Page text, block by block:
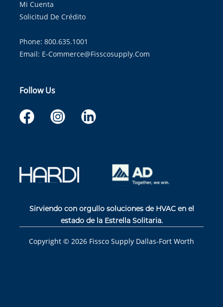
Mi Cuenta
Solicitud De Crédito
Phone: 800.635.1001
Email: E-Commerce@fisscosupply.com
Follow Us
Sirviendo con orgullo soluciones de HVAC en el
estado de la Estrella Solitaria.
Copyright © 2026 Fissco Supply Dallas-Fort Worth